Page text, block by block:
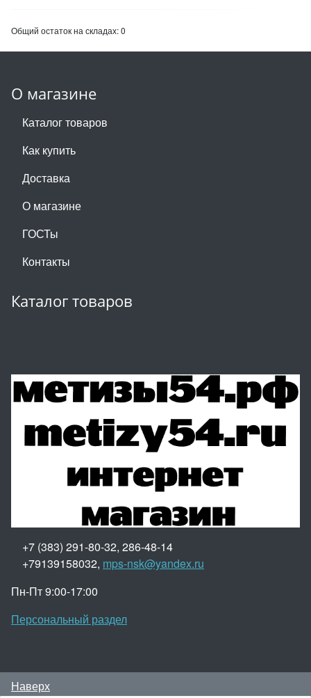
Общий остаток на складах:0
О магазине
Каталог товаров
Как купить
Доставка
О магазине
ГОСТы
Контакты
Каталог товаров
+7 (383) 291-80-32, 286-48-14
+79139158032, mps-nsk@yandex.ru
Пн-Пт 9:00-17:00
Персональный раздел
Наверх